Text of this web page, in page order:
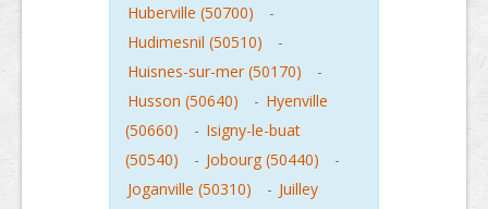
Huberville (50700)
-
Hudimesnil (50510)
-
Huisnes-sur-mer (50170)
-
Husson (50640)
- Hyenville
(50660)
- Isigny-le-buat
(50540)
- Jobourg (50440)
-
Joganville (50310)
- Juilley